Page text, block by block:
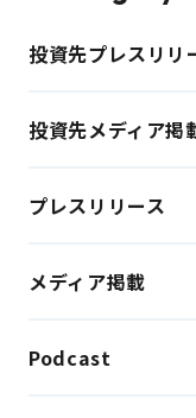
投資先プレスリリ
投資先メディア掲
プレスリリース
メディア掲載
Podcast